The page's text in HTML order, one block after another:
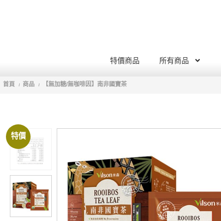
特價商品 所有商品
首頁 / 商品 / 【無加糖/無咖啡因】南非國寶茶
特價